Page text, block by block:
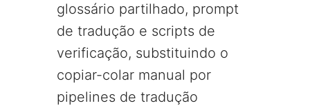
glossário partilhado, prompt
de tradução e scripts de
verificação, substituindo o
copiar-colar manual por
pipelines de tradução